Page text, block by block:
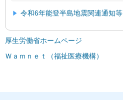
令和6年能登半島地震関連通知等
厚生労働省ホームページ
Ｗａｍｎｅｔ（福祉医療機構）